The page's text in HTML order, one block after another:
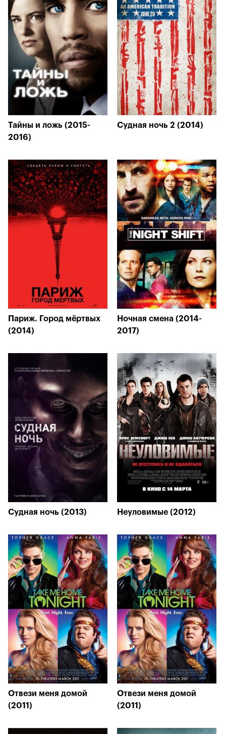
Тайны и ложь (2015-
2016)
Судная ночь 2 (2014)
Париж. Город мёртвых
(2014)
Ночная смена (2014-
2017)
Судная ночь (2013) Неуловимые (2012)
Отвези меня домой
(2011)
Отвези меня домой
(2011)